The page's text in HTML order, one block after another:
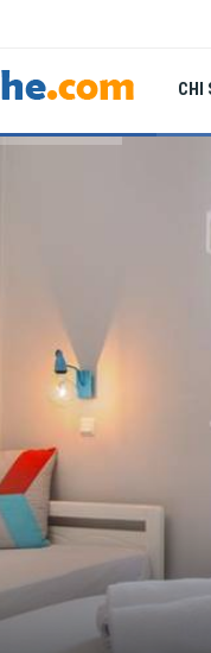
CHI